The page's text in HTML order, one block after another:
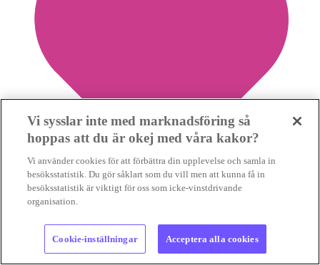
Vi sysslar inte med marknadsföring så
hoppas att du är okej med våra kakor?
Vi använder cookies för att förbättra din upplevelse och samla in
besöksstatistik. Du gör såklart som du vill men att kunna få in
besöksstatistik är viktigt för oss som icke-vinstdrivande
organisation.
Cookie-inställningar Acceptera alla cookies